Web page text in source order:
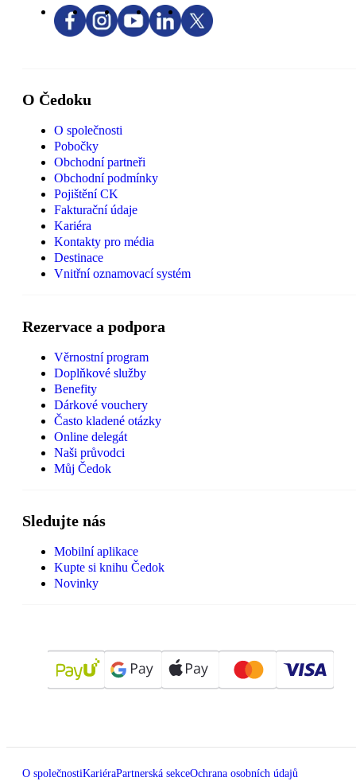
O Čedoku
O společnosti
Pobočky
Obchodní partneři
Obchodní podmínky
Pojištění CK
Fakturační údaje
Kariéra
Kontakty pro média
Destinace
Vnitřní oznamovací systém
Rezervace a podpora
Věrnostní program
Doplňkové služby
Benefity
Dárkové vouchery
Často kladené otázky
Online delegát
Naši průvodci
Můj Čedok
Sledujte nás
Mobilní aplikace
Kupte si knihu Čedok
Novinky
O společnostiKariéraPartnerská sekceOchrana osobních údajů